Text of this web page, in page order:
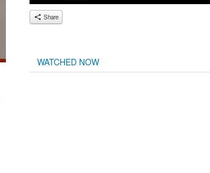
Share
WATCHED NOW